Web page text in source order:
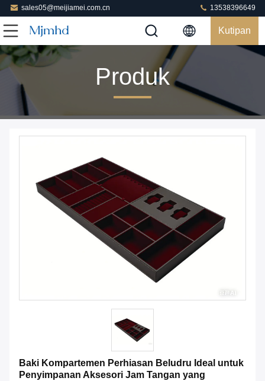
sales05@meijiamei.com.cn 13538396649
Kutipan
Produk
Baki Kompartemen Perhiasan Beludru Ideal untuk
Penyimpanan Aksesori Jam Tangan yang